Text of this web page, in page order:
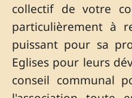
collectif de votre
particulièrement à
puissant pour sa
Eglises pour leurs
conseil communal